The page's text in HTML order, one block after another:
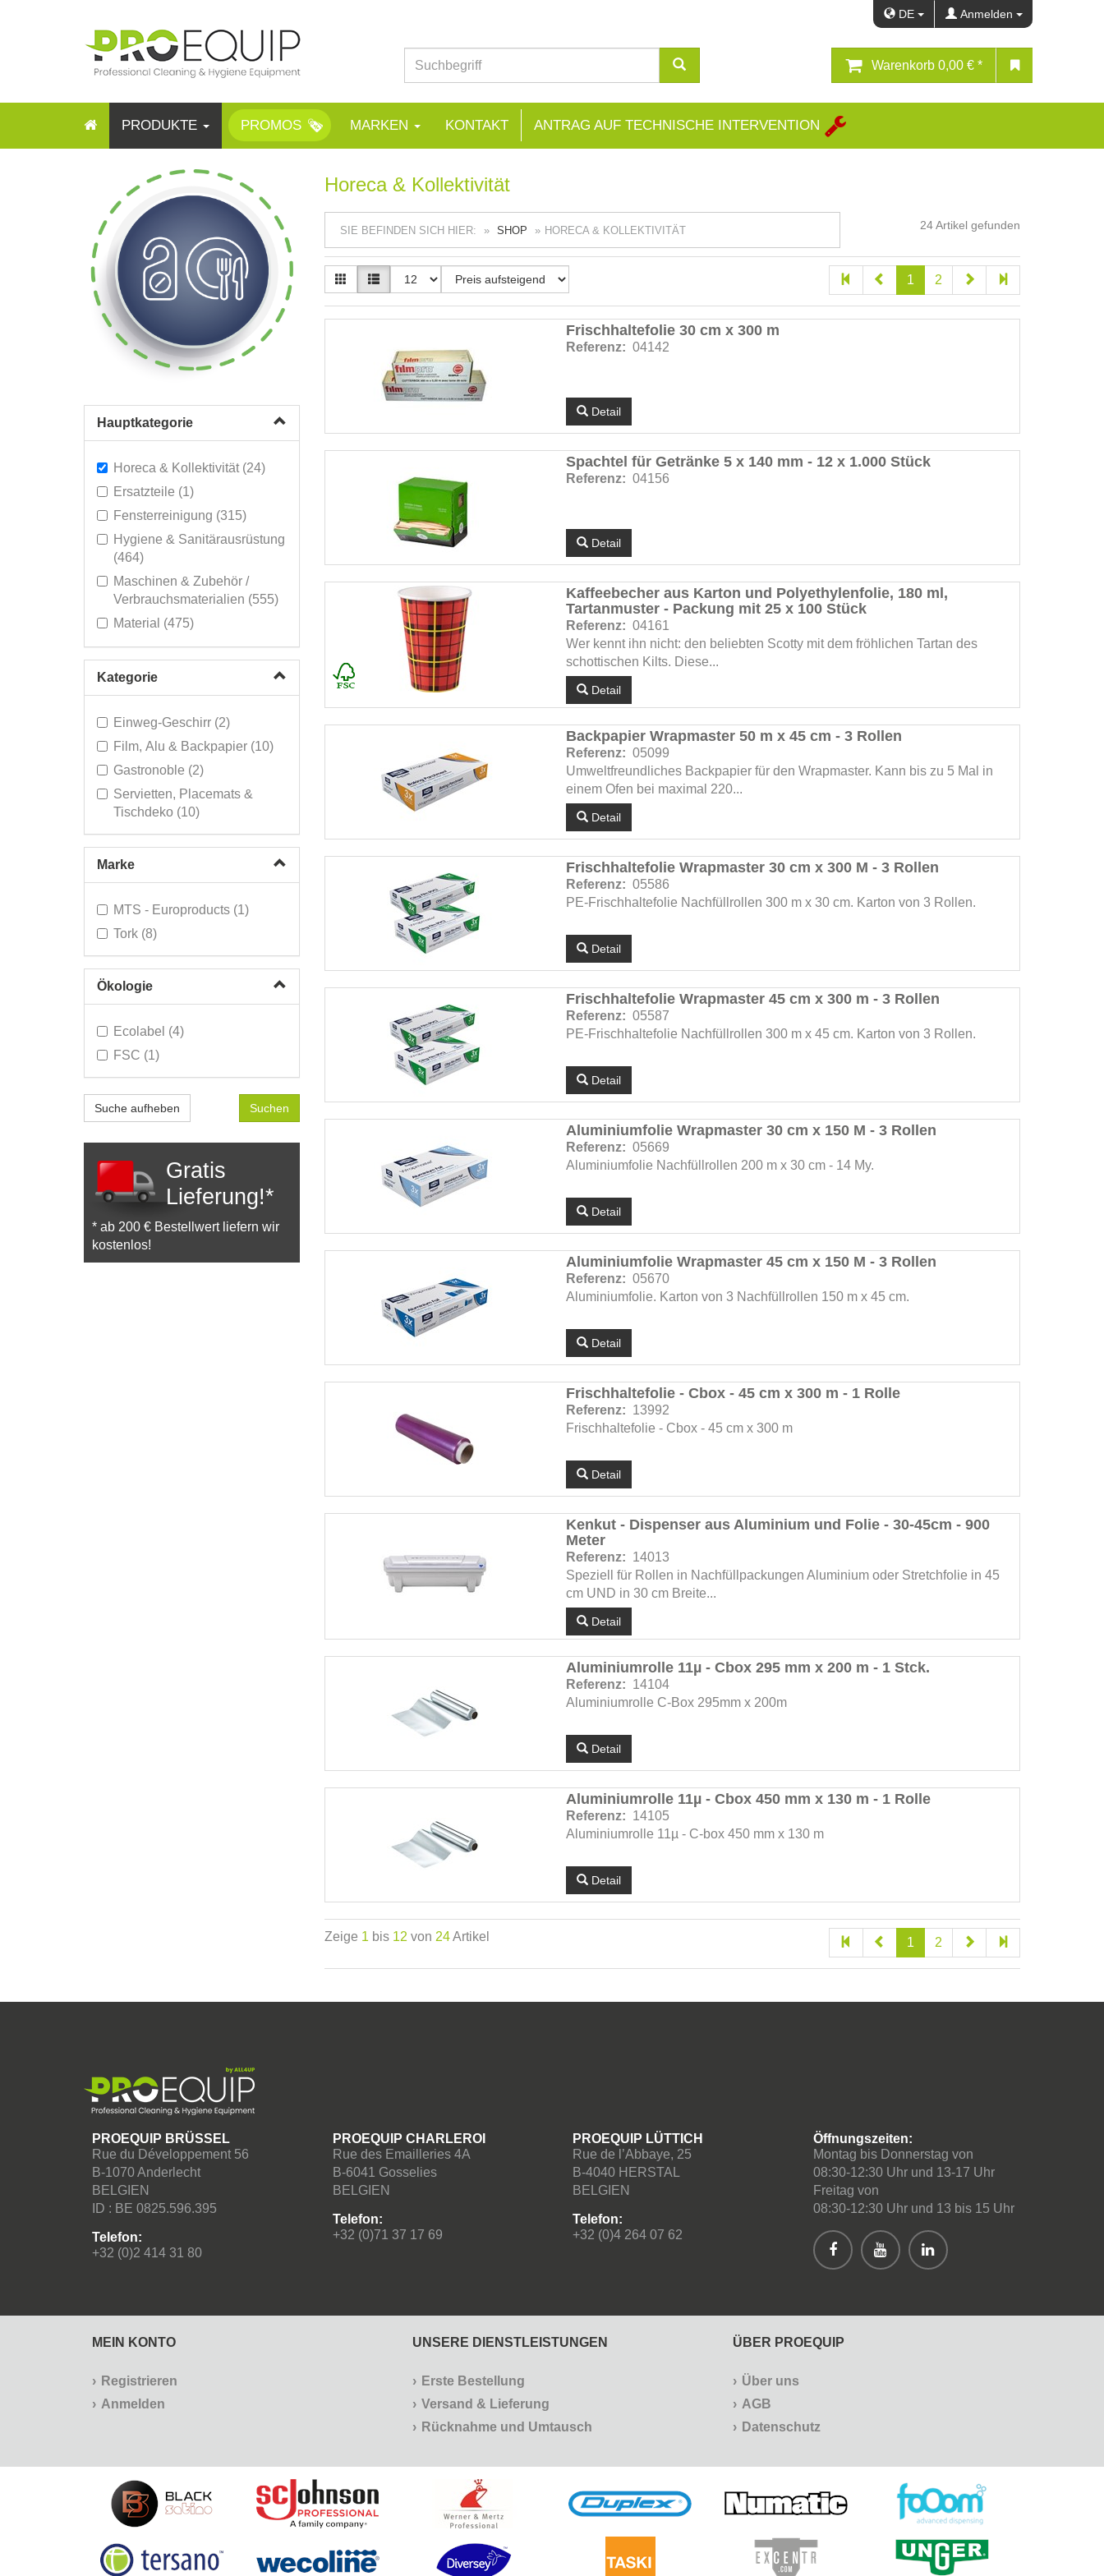
DE Anmelden
Warenkorb 0,00 € *
PRODUKTE PROMOS MARKEN KONTAKT ANTRAG AUF TECHNISCHE INTERVENTION
Hauptkategorie
Horeca & Kollektivität (24)
Ersatzteile (1)
Fensterreinigung (315)
Hygiene & Sanitärausrüstung
(464)
Maschinen & Zubehör /
Verbrauchsmaterialien (555)
Material (475)
Mülltonnen & Tüten (182)
Persönlicher Schutz (95)
Reinigungsprodukte (814)
Reinigungswagen & Mopp-
Kategorie
Einweg-Geschirr (2)
Film, Alu & Backpapier (10)
Gastronoble (2)
Servietten, Placemats &
Tischdeko (10)
Marke
MTS - Europroducts (1)
Tork (8)
Ökologie
Ecolabel (4)
FSC (1)
Suche aufheben
Gratis
Lieferung!*
* ab 200 € Bestellwert liefern wir
kostenlos!
Horeca & Kollektivität
SIE BEFINDEN SICH HIER: SHOP HORECA & KOLLEKTIVITÄT 24Artikel gefunden
1 2
Frischhaltefolie 30 cm x 300 m
Referenz: 04142
Detail
Spachtel für Getränke 5 x 140 mm - 12 x 1.000 Stück
Referenz: 04156
Detail
Kaffeebecher aus Karton und Polyethylenfolie, 180 ml,
Tartanmuster - Packung mit 25 x 100 Stück
Referenz: 04161
Wer kennt ihn nicht: den beliebten Scotty mit dem fröhlichen Tartan des
schottischen Kilts. Diese...
Detail
Backpapier Wrapmaster 50 m x 45 cm - 3 Rollen
Referenz: 05099
Umweltfreundliches Backpapier für den Wrapmaster. Kann bis zu 5 Mal in
einem Ofen bei maximal 220...
Detail
Frischhaltefolie Wrapmaster 30 cm x 300 M - 3 Rollen
Referenz: 05586
PE-Frischhaltefolie Nachfüllrollen 300 m x 30 cm. Karton von 3 Rollen.
Detail
Frischhaltefolie Wrapmaster 45 cm x 300 m - 3 Rollen
Referenz: 05587
PE-Frischhaltefolie Nachfüllrollen 300 m x 45 cm. Karton von 3 Rollen.
Detail
Aluminiumfolie Wrapmaster 30 cm x 150 M - 3 Rollen
Referenz: 05669
Aluminiumfolie Nachfüllrollen 200 m x 30 cm - 14 My.
Detail
Aluminiumfolie Wrapmaster 45 cm x 150 M - 3 Rollen
Referenz: 05670
Aluminiumfolie. Karton von 3 Nachfüllrollen 150 m x 45 cm.
Detail
Frischhaltefolie - Cbox - 45 cm x 300 m - 1 Rolle
Referenz: 13992
Frischhaltefolie - Cbox - 45 cm x 300 m
Detail
Kenkut - Dispenser aus Aluminium und Folie - 30-45cm - 900
Meter
Referenz: 14013
Speziell für Rollen in Nachfüllpackungen Aluminium oder Stretchfolie in 45
cm UND in 30 cm Breite...
Detail
Aluminiumrolle 11µ - Cbox 295 mm x 200 m - 1 Stck.
Referenz: 14104
Aluminiumrolle C-Box 295mm x 200m
Detail
Aluminiumrolle 11µ - Cbox 450 mm x 130 m - 1 Rolle
Referenz: 14105
Aluminiumrolle 11µ - C-box 450 mm x 130 m
Detail
Zeige 1 bis 12 von 24Artikel 1 2
PROEQUIP BRÜSSEL
Rue du Développement 56
B-1070 Anderlecht
BELGIEN
ID : BE 0825.596.395
Telefon:
+32 (0)2 414 31 80
PROEQUIP CHARLEROI
Rue des Emailleries 4A
B-6041 Gosselies
BELGIEN
Telefon:
+32 (0)71 37 17 69
PROEQUIP LÜTTICH
Rue de l’Abbaye, 25
B-4040 HERSTAL
BELGIEN
Telefon:
+32 (0)4 264 07 62
Öffnungszeiten:
Montag bis Donnerstag von
08:30-12:30 Uhr und 13-17 Uhr
Freitag von
08:30-12:30 Uhr und 13 bis 15 Uhr
MEIN KONTO
Registrieren
Anmelden
UNSERE DIENSTLEISTUNGEN
Erste Bestellung
Versand & Lieferung
Rücknahme und Umtausch
ÜBER PROEQUIP
Über uns
AGB
Datenschutz